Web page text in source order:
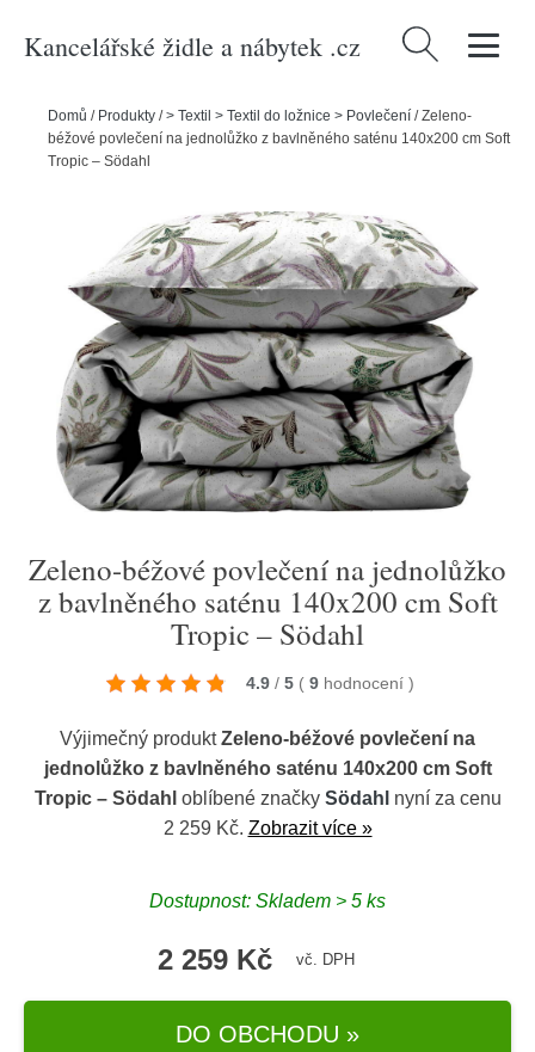
Kancelářské židle a nábytek .cz Vyhledávání
Domů / Produkty /> Textil > Textil do ložnice > Povlečení /Zeleno-
béžové povlečení na jednolůžko z bavlněného saténu 140x200 cm Soft
Tropic – Södahl
Zeleno-béžové povlečení na jednolůžko
z bavlněného saténu 140x200 cm Soft
Tropic – Södahl
4.9 / 5 ( 9 hodnocení )
Výjimečný produktZeleno-béžové povlečení na
jednolůžko z bavlněného saténu 140x200 cm Soft
Tropic – Södahl oblíbené značky Södahl nyní za cenu
2 259 Kč. Zobrazit více »
Dostupnost: Skladem > 5 ks
2 259 Kč vč. DPH
DO OBCHODU »